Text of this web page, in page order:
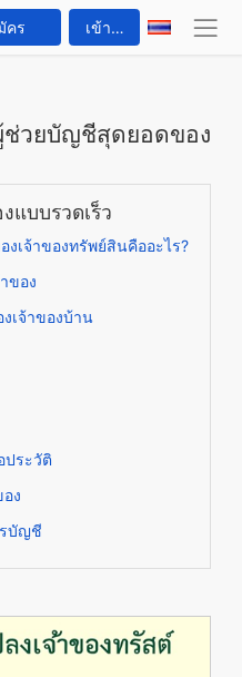
คร เข้าสู่ระบบ
ช่วยบัญชีสุดยอดของ
แบบรวดเร็ว
เจ้าของทรัพย์สินคืออะไร?
ของ
เจ้าของบ้าน
ประวัติ
ง
บัญชี